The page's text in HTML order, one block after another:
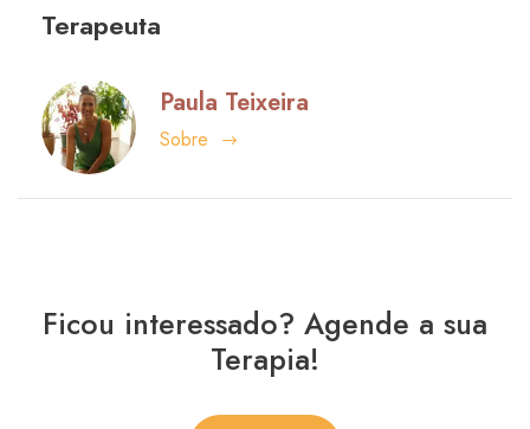
Terapeuta
Paula Teixeira
Sobre
Ficou interessado? Agende a sua
Terapia!